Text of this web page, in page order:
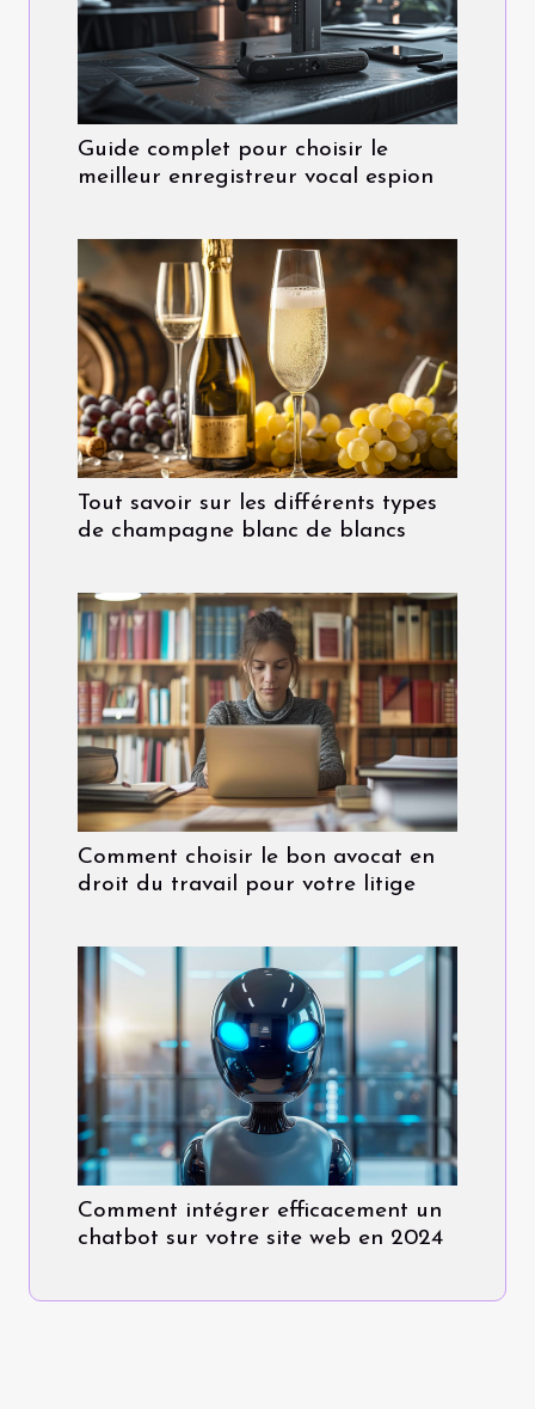
Guide complet pour choisir le
meilleur enregistreur vocal espion
Tout savoir sur les différents types
de champagne blanc de blancs
Comment choisir le bon avocat en
droit du travail pour votre litige
Comment intégrer efficacement un
chatbot sur votre site web en 2024